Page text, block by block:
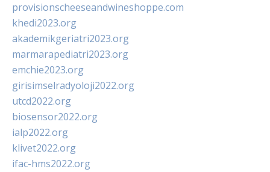
provisionscheeseandwineshoppe.com
khedi2023.org
akademikgeriatri2023.org
marmarapediatri2023.org
emchie2023.org
girisimselradyoloji2022.org
utcd2022.org
biosensor2022.org
ialp2022.org
klivet2022.org
ifac-hms2022.org